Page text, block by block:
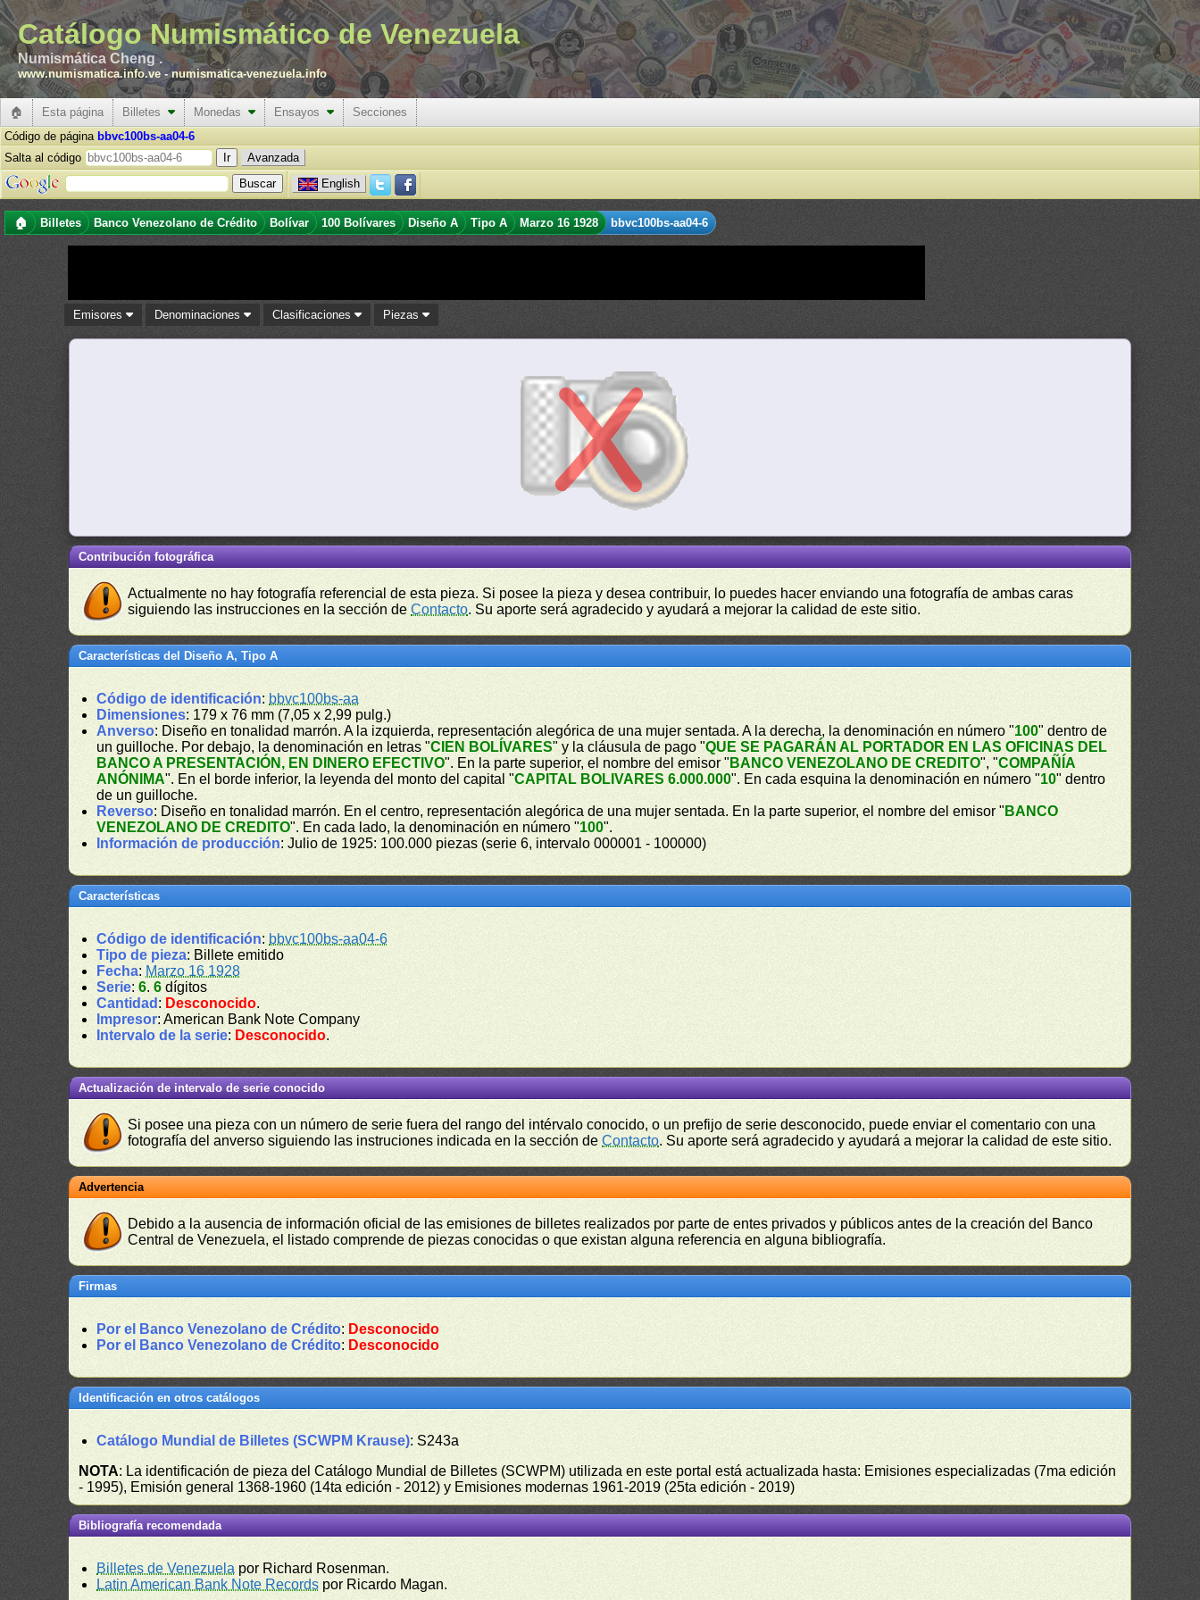
Catálogo Numismático de Venezuela
Numismática Cheng .
www.numismatica.info.ve -numismatica-venezuela.info
🏠 Esta página Billetes Monedas Ensayos
Secciones
Código de página bbvc100bs-aa04-6
Salta al código
Avanzada
English
🏠 Billetes Banco Venezolano de Crédito Bolívar 100 Bolívares Diseño A Tipo A Marzo 16 1928 bbvc100bs-aa04-6
Emisores Denominaciones Clasificaciones Piezas
Contribución fotográfica
Actualmente no hay fotografía referencial de esta pieza. Si posee la pieza y desea contribuir, lo puedes hacer enviando una fotografía de ambas caras
siguiendo las instrucciones en la sección deContacto. Su aporte será agradecido y ayudará a mejorar la calidad de este sitio.
Características del Diseño A, Tipo A
Código de identificación: bbvc100bs-aa
Dimensiones: 179 x 76 mm (7,05 x 2,99 pulg.)
Anverso: Diseño en tonalidad marrón. A la izquierda, representación alegórica de una mujer sentada. A la derecha, la denominación en número "100" dentro de
un guilloche. Por debajo, la denominación en letras "CIEN BOLÍVARES" y la cláusula de pago "QUE SE PAGARÁN AL PORTADOR EN LAS OFICINAS DEL
BANCO A PRESENTACIÓN, EN DINERO EFECTIVO". En la parte superior, el nombre del emisor " BANCO VENEZOLANO DE CREDITO", "COMPAÑÍA
ANÓNIMA". En el borde inferior, la leyenda del monto del capital "CAPITAL BOLIVARES 6.000.000". En cada esquina la denominación en número "10" dentro
de un guilloche.
Reverso: Diseño en tonalidad marrón. En el centro, representación alegórica de una mujer sentada. En la parte superior, el nombre del emisor " BANCO
VENEZOLANO DE CREDITO". En cada lado, la denominación en número "100".
Información de producción: Julio de 1925: 100.000 piezas (serie 6, intervalo 000001 - 100000)
Características
Código de identificación: bbvc100bs-aa04-6
Tipo de pieza: Billete emitido
Fecha: Marzo 16 1928
Serie:6.6 dígitos
Cantidad : Desconocido.
Impresor: American Bank Note Company
Intervalo de la serie: Desconocido.
Actualización de intervalo de serie conocido
Si posee una pieza con un número de serie fuera del rango del intérvalo conocido, o un prefijo de serie desconocido, puede enviar el comentario con una
fotografía del anverso siguiendo las instruciones indicada en la sección deContacto. Su aporte será agradecido y ayudará a mejorar la calidad de este sitio.
Advertencia
Debido a la ausencia de información oficial de las emisiones de billetes realizados por parte de entes privados y públicos antes de la creación del Banco
Central de Venezuela, el listado comprende de piezas conocidas o que existan alguna referencia en alguna bibliografía.
Firmas
Por el Banco Venezolano de Crédito: Desconocido
Por el Banco Venezolano de Crédito: Desconocido
Identificación en otros catálogos
Catálogo Mundial de Billetes (SCWPM Krause): S243a
NOTA: La identificación de pieza del Catálogo Mundial de Billetes (SCWPM) utilizada en este portal está actualizada hasta: Emisiones especializadas (7ma edición
- 1995), Emisión general 1368-1960 (14ta edición - 2012) y Emisiones modernas 1961-2019 (25ta edición - 2019)
Bibliografía recomendada
Billetes de Venezuela por Richard Rosenman.
Latin American Bank Note Records por Ricardo Magan.